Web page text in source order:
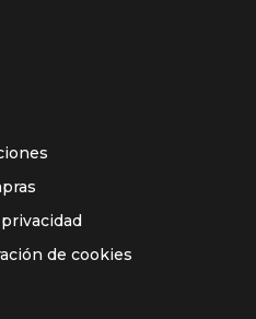
de cookies